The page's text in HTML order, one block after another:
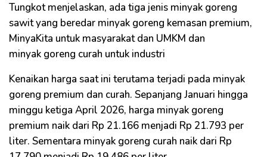
Tungkot menjelaskan, ada tiga jenis minyak goreng
sawit yang beredar minyak goreng kemasan premium,
MinyaKita untuk masyarakat dan UMKM dan
minyak goreng curah untuk industri
Kenaikan harga saat ini terutama terjadi pada minyak
goreng premium dan curah. Sepanjang Januari hingga
minggu ketiga April 2026, harga minyak goreng
premium naik dari Rp 21.166 menjadi Rp 21.793 per
liter. Sementara minyak goreng curah naik dari Rp